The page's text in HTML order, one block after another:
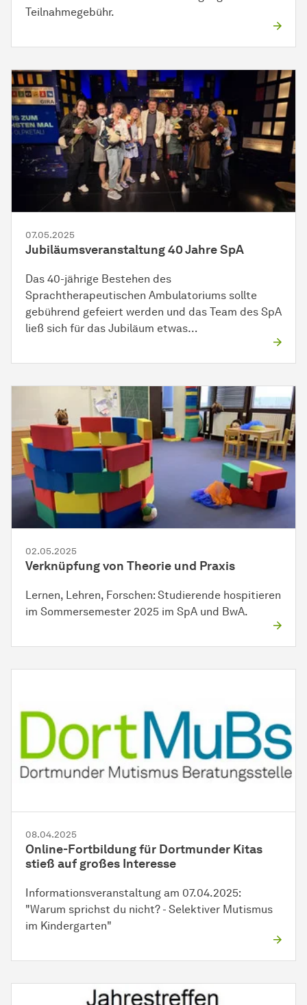
Teilnahmegebühr.
07.05.2025
Jubiläumsveranstaltung 40 Jahre SpA
Das 40-jährige Bestehen des
Sprachtherapeutischen Ambulatoriums sollte
gebührend gefeiert werden und das Team des SpA
ließ sich für das Jubiläum etwas…
02.05.2025
Verknüpfung von Theorie und Praxis
Lernen, Lehren, Forschen: Studierende hospitieren
im Sommersemester 2025 im SpA und BwA.
08.04.2025
Online-Fortbildung für Dortmunder Kitas
stieß auf großes Interesse
Informationsveranstaltung am 07.04.2025:
"Warum sprichst du nicht? - Selektiver Mutismus
im Kindergarten"